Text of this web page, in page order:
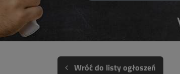
Wróć do listy ogłoszeń